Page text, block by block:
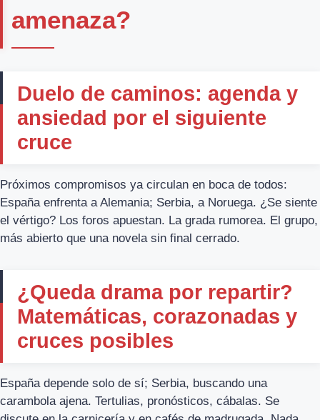
amenaza?
Duelo de caminos: agenda y
ansiedad por el siguiente
cruce
Próximos compromisos ya circulan en boca de todos:
España enfrenta a Alemania; Serbia, a Noruega. ¿Se siente
el vértigo? Los foros apuestan. La grada rumorea. El grupo,
más abierto que una novela sin final cerrado.
¿Queda drama por repartir?
Matemáticas, corazonadas y
cruces posibles
España depende solo de sí; Serbia, buscando una
carambola ajena. Tertulias, pronósticos, cábalas. Se